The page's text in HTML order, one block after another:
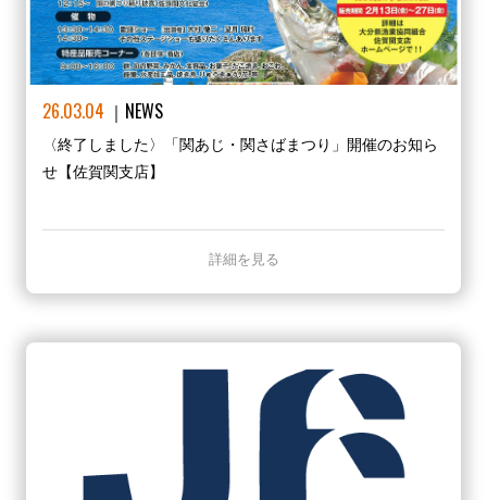
26.03.04 NEWS
〈終了しました〉「関あじ・関さばまつり」開催のお知ら
せ【佐賀関支店】
詳細を見る